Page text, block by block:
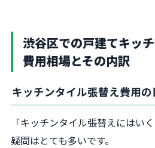
渋谷区での戸建てキッ
費用相場とその内訳
キッチンタイル張替え費用の
「キッチンタイル張替えにはい
疑問はとても多いです。